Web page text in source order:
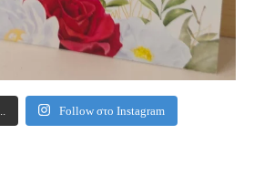
Follow στο Instagram